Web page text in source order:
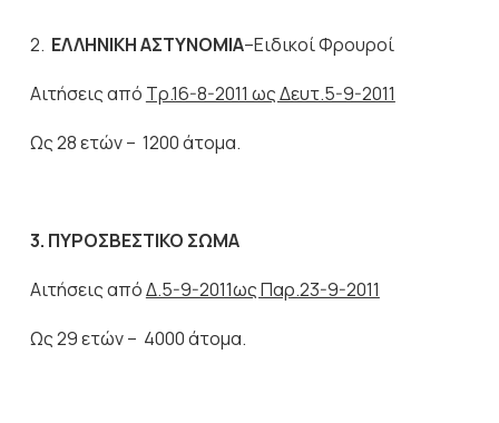
2. ΕΛΛΗΝΙΚΗ ΑΣΤΥΝΟΜΙΑ–Ειδικοί Φρουροί
Αιτήσεις από Τρ.16-8-2011 ως Δευτ.5-9-2011
Ως 28 ετών – 1200 άτομα.
3. ΠΥΡΟΣΒΕΣΤΙΚΟ ΣΩΜΑ
Αιτήσεις απόΔ.5-9-2011ως Παρ.23-9-2011
Ως 29 ετών – 4000 άτομα.